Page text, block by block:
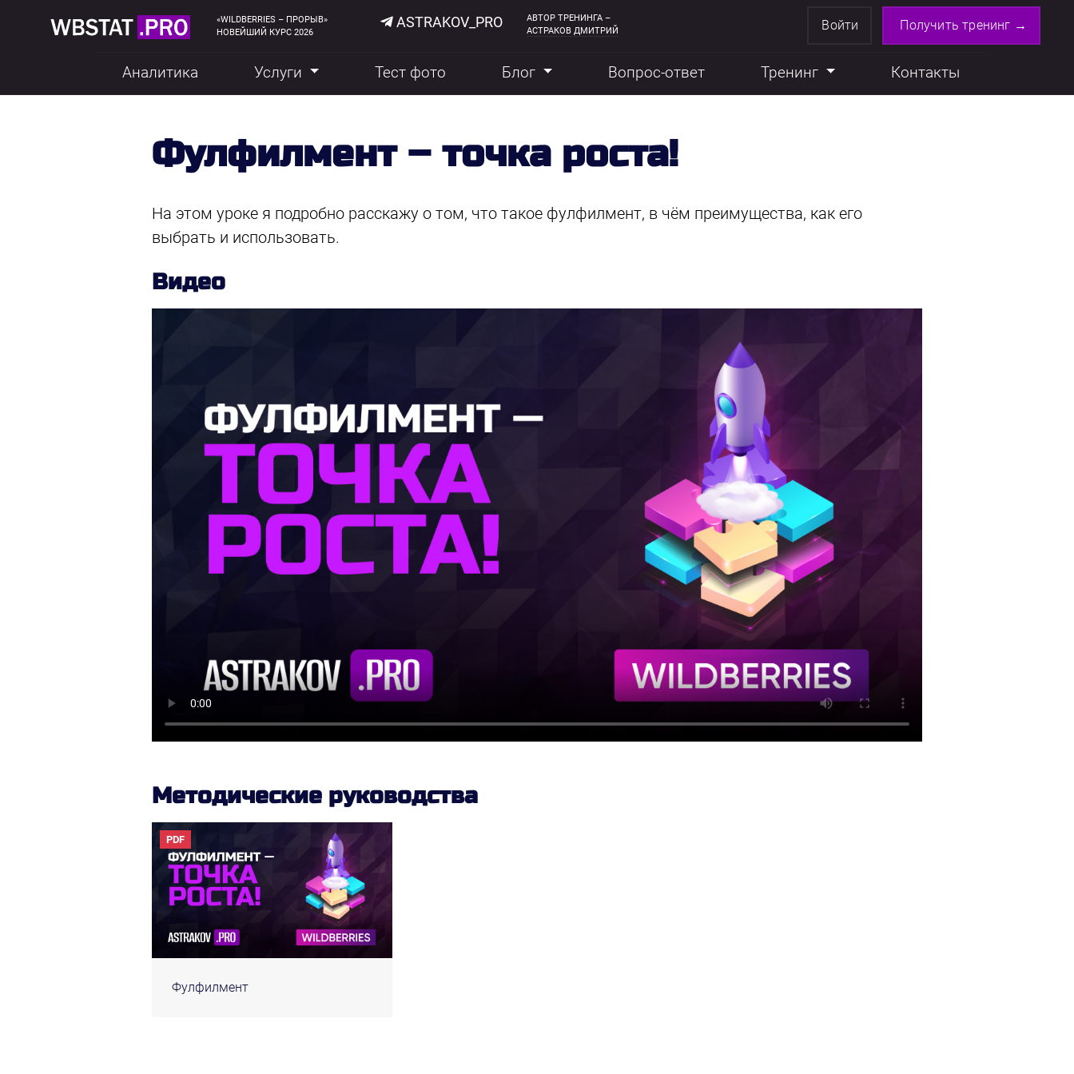
«WILDBERRIES – ПРОРЫВ»
НОВЕЙШИЙ КУРС 2026
ASTRAKOV_PRO
АВТОР ТРЕНИНГА –
АСТРАКОВ ДМИТРИЙ
Войти Получить тренинг →
Аналитика Услуги Тест фото Блог Вопрос-ответ Тренинг Контакты
Фулфилмент – точка роста!
На этом уроке я подробно расскажу о том, что такое фулфилмент, в чём преимущества, как его
выбрать и использовать.
Видео
Методические руководства
PDF
Фулфилмент